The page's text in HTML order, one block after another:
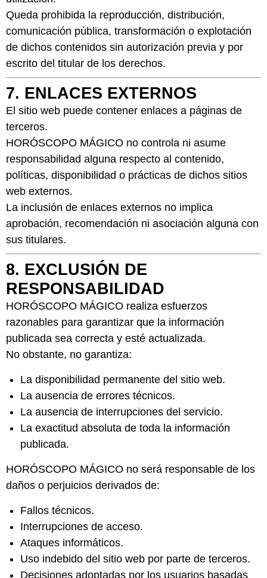
Queda prohibida la reproducción, distribución,
comunicación pública, transformación o explotación
de dichos contenidos sin autorización previa y por
escrito del titular de los derechos.
7. ENLACES EXTERNOS
El sitio web puede contener enlaces a páginas de
terceros.
HORÓSCOPO MÁGICO no controla ni asume
responsabilidad alguna respecto al contenido,
políticas, disponibilidad o prácticas de dichos sitios
web externos.
La inclusión de enlaces externos no implica
aprobación, recomendación ni asociación alguna con
sus titulares.
8. EXCLUSIÓN DE
RESPONSABILIDAD
HORÓSCOPO MÁGICO realiza esfuerzos
razonables para garantizar que la información
publicada sea correcta y esté actualizada.
No obstante, no garantiza:
La disponibilidad permanente del sitio web.
La ausencia de errores técnicos.
La ausencia de interrupciones del servicio.
La exactitud absoluta de toda la información
publicada.
HORÓSCOPO MÁGICO no será responsable de los
daños o perjuicios derivados de:
Fallos técnicos.
Interrupciones de acceso.
Ataques informáticos.
Uso indebido del sitio web por parte de terceros.
Decisiones adoptadas por los usuarios basadas